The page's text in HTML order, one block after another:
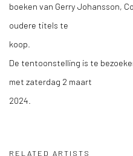
boeken van Gerry Johansson,
oudere titels te
koop.
De tentoonstelling is te
met zaterdag 2 maart
2024.
RELATED ARTISTS